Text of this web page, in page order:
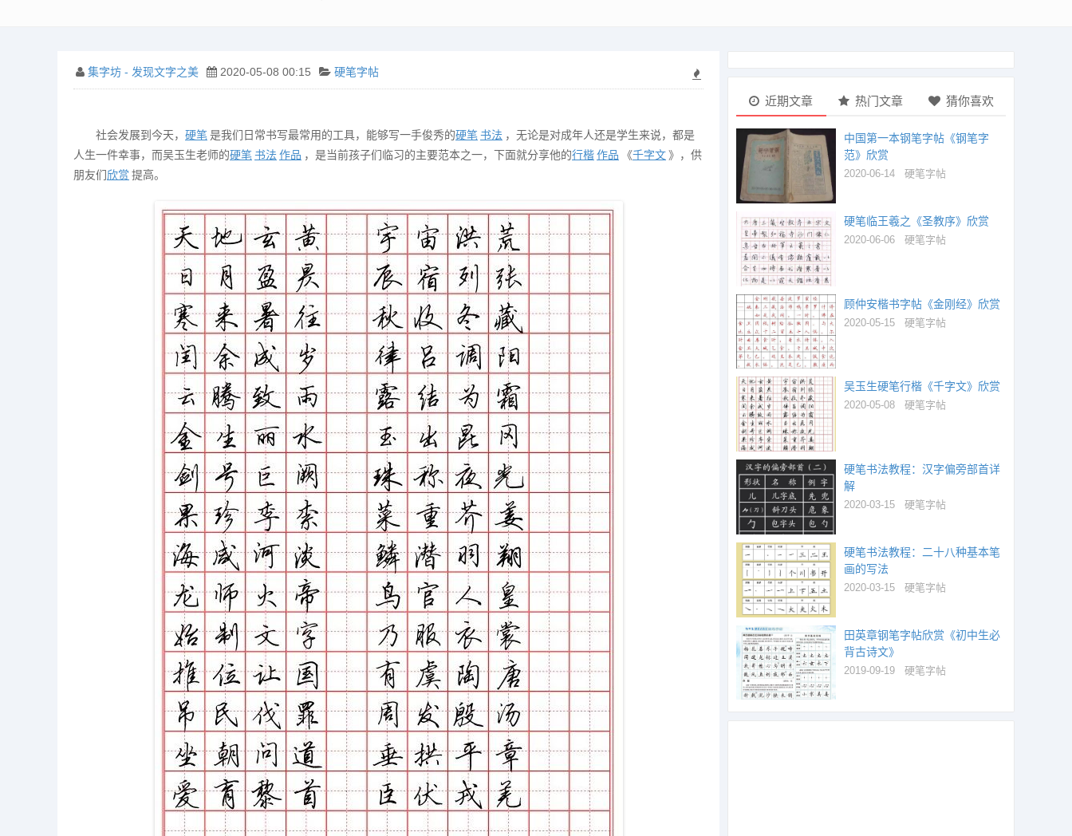
集字坊 - 发现文字之美 2020-05-08 00:15 硬笔字帖
社会发展到今天， 硬笔是我们日常书写最常用的工具，能够写一手俊秀的硬笔书法 ，无论是对成年人还是学生来说，都是
人生一件幸事，而吴玉生老师的硬笔书法 作品 ，是当前孩子们临习的主要范本之一，下面就分享他的行楷作品 《千字文》，供
朋友们欣赏 提高。
近期文章 热门文章 猜你喜欢
中国第一本钢笔字帖《钢笔字
范》欣赏
2020-06-14 硬笔字帖
硬笔临王羲之《圣教序》欣赏
2020-06-06 硬笔字帖
顾仲安楷书字帖《金刚经》欣赏
2020-05-15 硬笔字帖
吴玉生硬笔行楷《千字文》欣赏
2020-05-08 硬笔字帖
硬笔书法教程：汉字偏旁部首详
解
2020-03-15 硬笔字帖
硬笔书法教程：二十八种基本笔
画的写法
2020-03-15 硬笔字帖
田英章钢笔字帖欣赏《初中生必
背古诗文》
2019-09-19 硬笔字帖